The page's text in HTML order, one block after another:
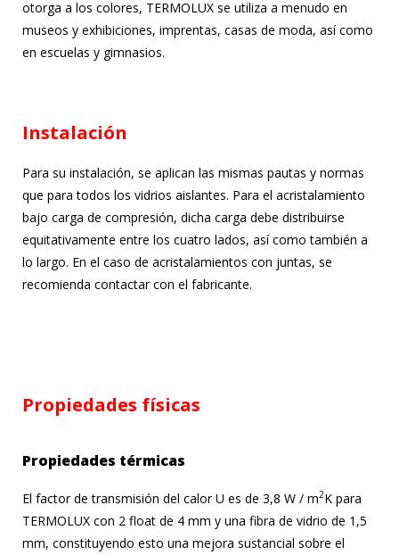
otorga a los colores, TERMOLUX se utiliza a menudo en
museos y exhibiciones, imprentas, casas de moda, así como
en escuelas y gimnasios.
Instalación
Para su instalación, se aplican las mismas pautas y normas
que para todos los vidrios aislantes. Para el acristalamiento
bajo carga de compresión, dicha carga debe distribuirse
equitativamente entre los cuatro lados, así como también a
lo largo. En el caso de acristalamientos con juntas, se
recomienda contactar con el fabricante.
Propiedades físicas
Propiedades térmicas
El factor de transmisión del calor U es de 3,8 W / m2K para
TERMOLUX con 2 float de 4 mm y una fibra de vidrio de 1,5
mm, constituyendo esto una mejora sustancial sobre el